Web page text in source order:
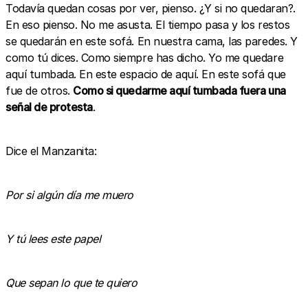
Todavía quedan cosas por ver, pienso. ¿Y si no quedaran?.
En eso pienso. No me asusta. El tiempo pasa y los restos
se quedarán en este sofá. En nuestra cama, las paredes. Y
como tú dices. Como siempre has dicho. Yo me quedare
aquí tumbada. En este espacio de aquí. En este sofá que
fue de otros. Como si quedarme aquí tumbada fuera una
señal de protesta.
Dice el Manzanita:
Por si algún día me muero
Y tú lees este papel
Que sepan lo que te quiero